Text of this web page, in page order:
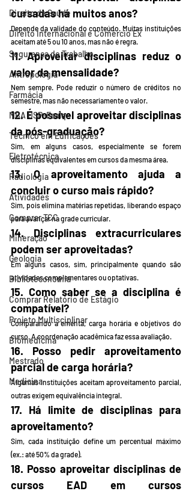
Direito da Saúde
Direito Internacional e Comércio Ex
Segurança do Trabalho
Antropologia
Farmácia
MBA USP-Esalq
Técnico em Edificações
Eletrotécnica
Radiologia
Atividades
Comprar TCC
Mineração
Geologia
Biblioteconomia
Comprar Relatório de Estágio
Projeto Multisciplinar
Biomedicina
Mestrado
Medicina
cursadas há muitos anos?
Depende da validade do conteúdo. Muitas instituições
aceitam até 5 ou 10 anos, mas não é regra.
11. Aproveitar disciplinas reduz o
valor da mensalidade?
Nem sempre. Pode reduzir o número de créditos no
semestre, mas não necessariamente o valor.
12. É possível aproveitar disciplinas
da pós-graduação?
Sim, em alguns casos, especialmente se forem
disciplinas equivalentes em cursos da mesma área.
13. O aproveitamento ajuda a
concluir o curso mais rápido?
Sim, pois elimina matérias repetidas, liberando espaço
para avançar na grade curricular.
14. Disciplinas extracurriculares
podem ser aproveitadas?
Em alguns casos, sim, principalmente quando são
atividades complementares ou optativas.
15. Como saber se a disciplina é
compatível?
Comparando a ementa, carga horária e objetivos do
curso. A coordenação acadêmica faz essa avaliação.
16. Posso pedir aproveitamento
parcial de carga horária?
Algumas instituições aceitam aproveitamento parcial,
outras exigem equivalência integral.
17. Há limite de disciplinas para
aproveitamento?
Sim, cada instituição define um percentual máximo
(ex.: até 50% da grade).
18. Posso aproveitar disciplinas de
cursos EAD em cursos